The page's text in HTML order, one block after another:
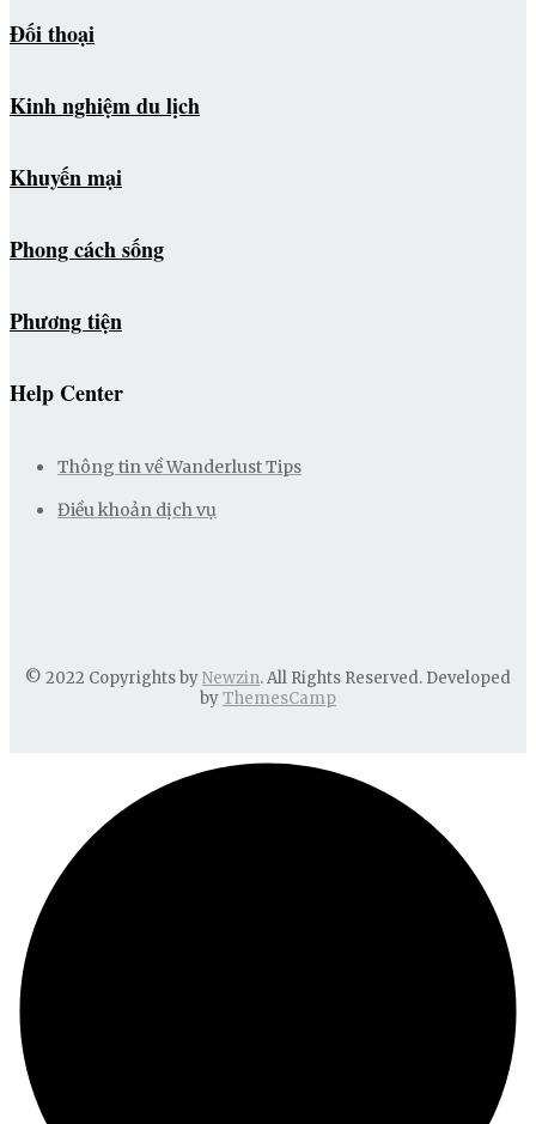
Đối thoại
Kinh nghiệm du lịch
Khuyến mại
Phong cách sống
Phương tiện
Help Center
Thông tin về Wanderlust Tips
Điều khoản dịch vụ
© 2022 Copyrights byNewzin. All Rights Reserved. Developed
byThemesCamp